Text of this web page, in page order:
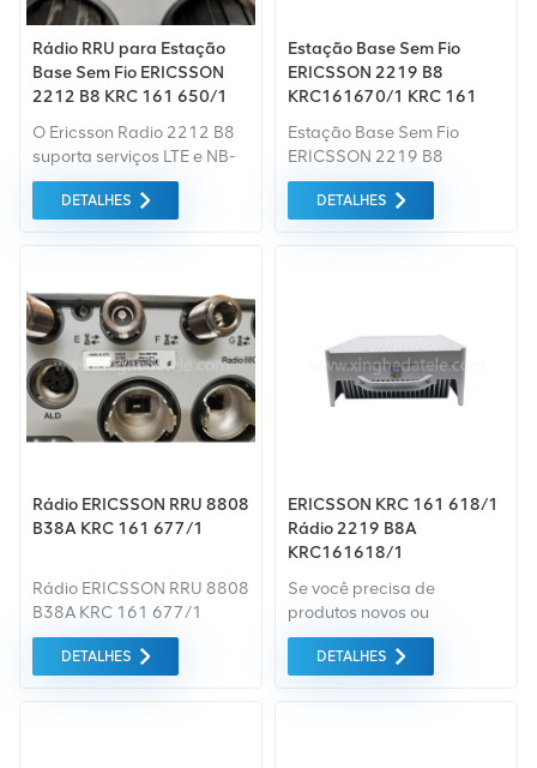
em redes 2G/3G/4G/5G.
Rádio RRU para Estação
Base Sem Fio ERICSSON
2212 B8 KRC 161 650/1
O Ericsson Radio 2212 B8
suporta serviços LTE e NB-
IoT, incluindo modos de
operação autônomo e em
de frequência de 936,5 a
atender às necessidades
de comunicação de
diferentes cenários e servir
a diversos tipos de
terminais de usuário.
DETALHES
Estação Base Sem Fio
ERICSSON 2219 B8
KRC161670/1 KRC 161
Estação Base Sem Fio
ERICSSON 2219 B8
KRC161670/1 KRC 161
670/1 900MHz
DETALHES
Rádio ERICSSON RRU 8808
B38A KRC 161 677/1
Rádio ERICSSON RRU 8808
B38A KRC 161 677/1
DETALHES
ERICSSON KRC 161 618/1
Rádio 2219 B8A
KRC161618/1
Se você precisa de
produtos novos ou
renovados, leva em
consideração garantia
apenas equipamentos de
DETALHES